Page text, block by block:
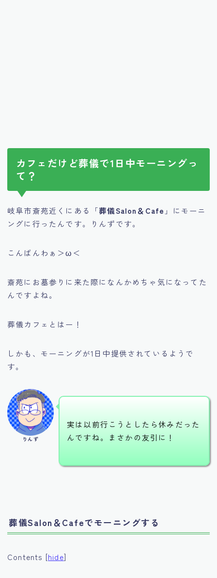
カフェだけど葬儀で1日中モーニングっ
て？
岐阜市斎苑近くにある「葬儀Salon＆Cafe 」にモーニ
ングに行ったんです。りんずです。
こんばんわぁ＞ω＜
斎苑にお墓参りに来た際になんかめちゃ気になってた
んですよね。
葬儀カフェとはー！
しかも、モーニングが1日中提供されているようで
す。
りんず
実は以前行こうとしたら休みだった
んですね。まさかの友引に！
葬儀Salon＆Cafeでモーニングする
Contents [hide]